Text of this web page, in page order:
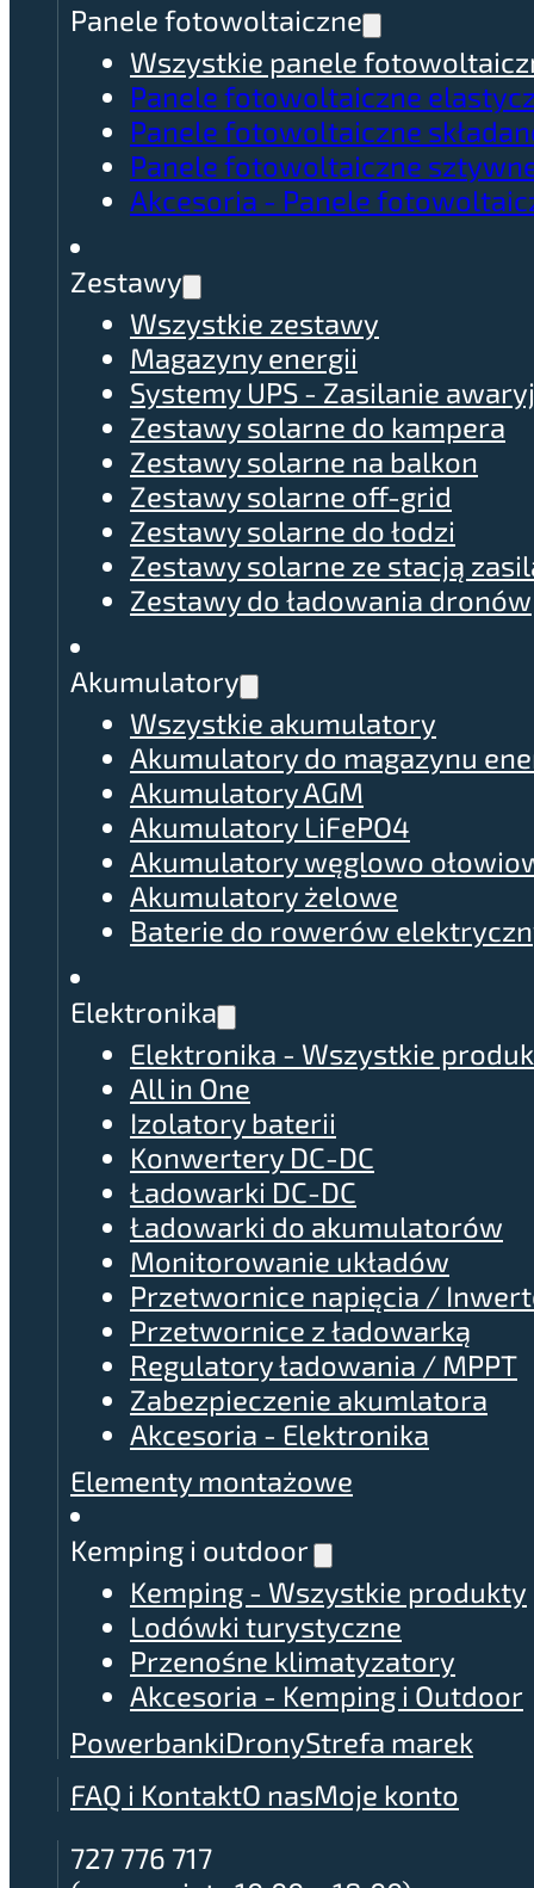
Panele fotowoltaiczne
Wszystkie panele
Panele fotowoltaiczne
Panele fotowoltaiczne
Panele fotowoltaiczne
Akcesoria - Panele
Zestawy
Wszystkie zestawy
Magazyny energii
Systemy UPS - Zasilanie
Zestawy solarne do kampera
Zestawy solarne na balkon
Zestawy solarne off-grid
Zestawy solarne do łodzi
Zestawy solarne ze stacją
Zestawy do ładowania dronów
Akumulatory
Wszystkie akumulatory
Akumulatory do magazynu
Akumulatory AGM
Akumulatory LiFePO4
Akumulatory węglowo
Akumulatory żelowe
Baterie do rowerów
Elektronika
Elektronika - Wszystkie
All in One
Izolatory baterii
Konwertery DC-DC
Ładowarki DC-DC
Ładowarki do akumulatorów
Monitorowanie układów
Przetwornice napięcia /
Przetwornice z ładowarką
Regulatory ładowania / MPPT
Zabezpieczenie akumlatora
Akcesoria - Elektronika
Elementy montażowe
Kemping i outdoor
Kemping - Wszystkie produkty
Lodówki turystyczne
Przenośne klimatyzatory
Akcesoria - Kemping i Outdoor
PowerbankiDronyStrefa marek
FAQ i KontaktO nasMoje konto
727 776 717